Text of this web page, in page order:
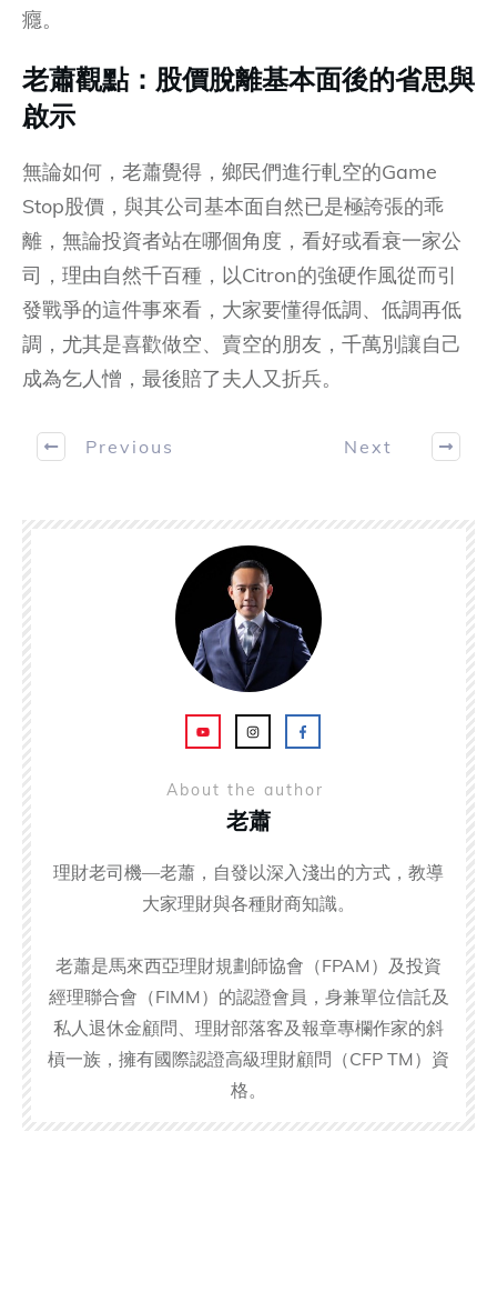
癮。
老蕭觀點：股價脫離基本面後的省思與
啟示
無論如何，老蕭覺得，鄉民們進行軋空的Game
Stop股價，與其公司基本面自然已是極誇張的乖
離，無論投資者站在哪個角度，看好或看衰一家公
司，理由自然千百種，以Citron的強硬作風從而引
發戰爭的這件事來看，大家要懂得低調、低調再低
調，尤其是喜歡做空、賣空的朋友，千萬別讓自己
成為乞人憎，最後賠了夫人又折兵。
Previous Next
About the author
老蕭
理財老司機—老蕭，自發以深入淺出的方式，教導
大家理財與各種財商知識。
老蕭是馬來西亞理財規劃師協會（FPAM）及投資
經理聯合會（FIMM）的認證會員，身兼單位信託及
私人退休金顧問、理財部落客及報章專欄作家的斜
槓一族，擁有國際認證高級理財顧問（CFP TM）資
格。